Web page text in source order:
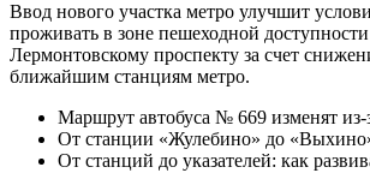
Ввод нового участка метро улучшит
проживать в зоне пешеходной
Лермонтовскому проспекту за счет
ближайшим станциям метро.
Маршрут автобуса № 669 изменят
От станции «Жулебино» до
От станций до указателей: как